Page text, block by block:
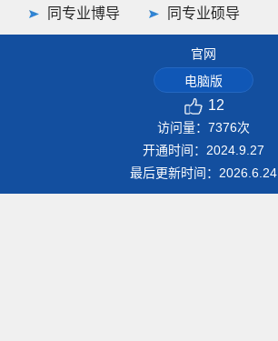
同专业博导 同专业硕导
官网
电脑版
12
访问量： 7376次
开通时间： 2024.9.27
最后更新时间： 2026.6.24